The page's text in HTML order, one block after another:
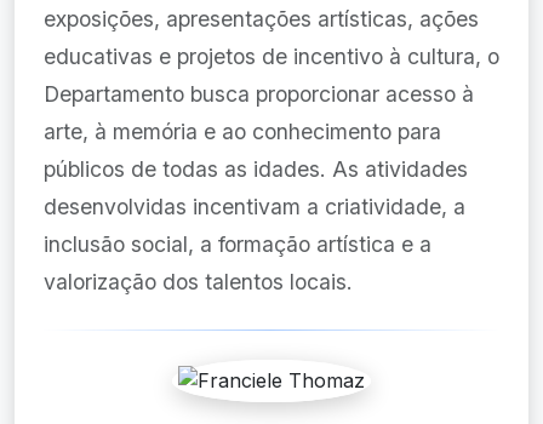
exposições, apresentações artísticas, ações
educativas e projetos de incentivo à cultura, o
Departamento busca proporcionar acesso à
arte, à memória e ao conhecimento para
públicos de todas as idades. As atividades
desenvolvidas incentivam a criatividade, a
inclusão social, a formação artística e a
valorização dos talentos locais.